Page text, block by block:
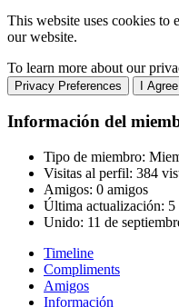
This website uses cookies to
our website.
To learn more about our
Privacy Preferences I Agree
Información del
Tipo de miembro:
Visitas al perfil: 384
Amigos: 0 amigos
Última actualización: 5
Unido: 11 de
Timeline
Compliments
Amigos
Información